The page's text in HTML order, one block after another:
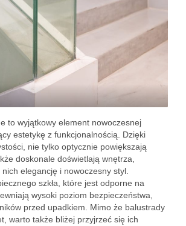
to wyjątkowy element nowoczesnej
estetykę z funkcjonalnością. Dzięki
nie tylko optycznie powiększają
doskonale doświetlają wnętrza,
elegancję i nowoczesny styl.
szkła, które jest odporne na
wysoki poziom bezpieczeństwa,
przed upadkiem. Mimo że balustrady
warto także bliżej przyjrzeć się ich